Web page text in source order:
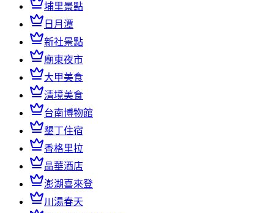
埔里景點
日月潭
新社景點
廟東夜市
大甲美食
清境美食
台南博物館
墾丁住宿
香格里拉
晶華酒店
澎湖喜來登
川湯春天